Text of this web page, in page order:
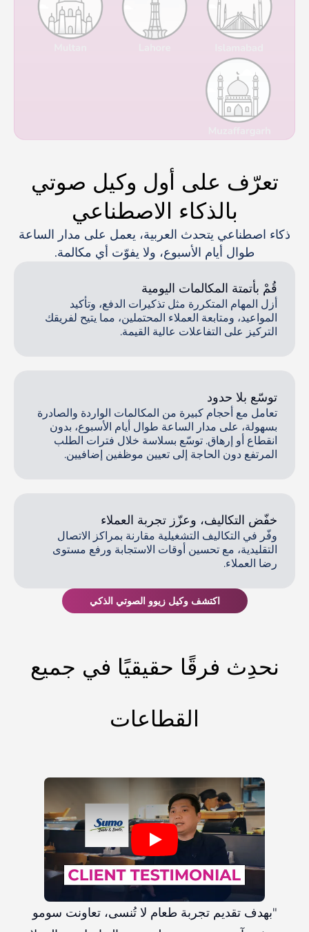
تعرّف على أول وكيل صوتي
بالذكاء الاصطناعي
ذكاء اصطناعي يتحدث العربية، يعمل على مدار الساعة
طوال أيام الأسبوع، ولا يفوّت أي مكالمة.
قُمْ بأتمتة المكالمات اليومية
أزل المهام المتكررة مثل تذكيرات الدفع، وتأكيد
المواعيد، ومتابعة العملاء المحتملين، مما يتيح لفريقك
التركيز على التفاعلات عالية القيمة.
توسّع بلا حدود
تعامل مع أحجام كبيرة من المكالمات الواردة والصادرة
بسهولة، على مدار الساعة طوال أيام الأسبوع، بدون
انقطاع أو إرهاق. توسّع بسلاسة خلال فترات الطلب
المرتفع دون الحاجة إلى تعيين موظفين إضافيين.
خفّض التكاليف، وعزّز تجربة العملاء
وفّر في التكاليف التشغيلية مقارنة بمراكز الاتصال
التقليدية، مع تحسين أوقات الاستجابة ورفع مستوى
رضا العملاء.
اكتشف وكيل زيوو الصوتي الذكي
نحدِث فرقًا حقيقيًا في جميع
القطاعات
"بهدف تقديم تجربة طعام لا تُنسى، تعاونت سومو